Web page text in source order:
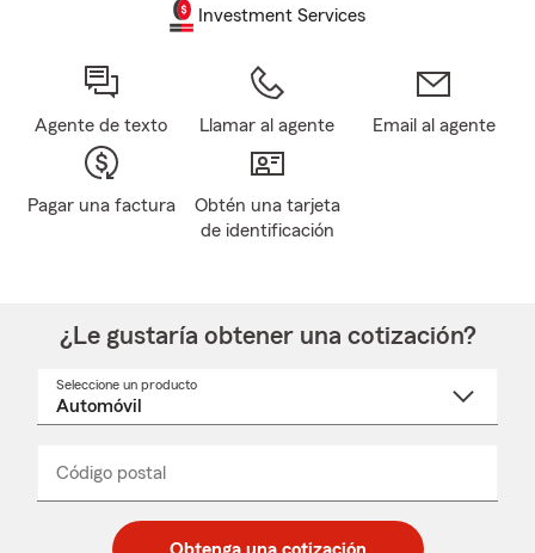
Investment Services
Agente de texto Llamar al agente Email al agente
Pagar una factura
Obtén una tarjeta
de identificación
¿Le gustaría obtener una cotización?
Seleccione un producto
desplegable
Código postal
_____